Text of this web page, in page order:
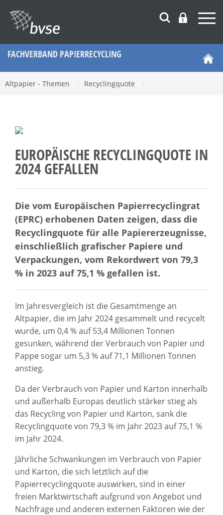
FACHVERBAND PAPIERRECYCLING
Altpapier - Themen Recyclingquote
EUROPÄISCHE RECYCLINGQUOTE IN
2024 GEFALLEN
Die vom Europäischen Papierrecyclingrat
(EPRC) erhobenen Daten zeigen, dass die
Recyclingquote für alle Papiererzeugnisse,
einschließlich grafischer Papiere und
Verpackungen, vom Rekordwert von 79,3
% in 2023 auf 75,1 % gefallen ist.
Im Jahresvergleich ist die Gesamtmenge an
Altpapier, die im Jahr 2024 gesammelt und recycelt
wurde, um 0,4 % auf 53,4 Millionen Tonnen
gesunken, während der Verbrauch von Papier und
Pappe sogar um 5,3 % auf 71,1 Millionen Tonnen
anstieg.
Da der Verbrauch von Papier und Karton innerhalb
und außerhalb Europas deutlich stärker stieg als
das Recycling von Papier und Karton, sank die
Recyclingquote von 79,3 % im Jahr 2023 auf 75,1 %
im Jahr 2024.
Jährliche Schwankungen im Verbrauch von Papier
und Karton, die sich letztlich auf die
Papierrecyclingquote auswirken, sind in einer
freien Marktwirtschaft aufgrund von Angebot und
Nachfrage und anderen externen Faktoren wie der